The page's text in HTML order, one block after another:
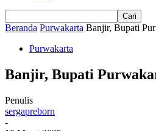
Beranda Purwakarta Banjir, Bupati
Purwakarta
Banjir, Bupati
Penulis
sergapreborn
-